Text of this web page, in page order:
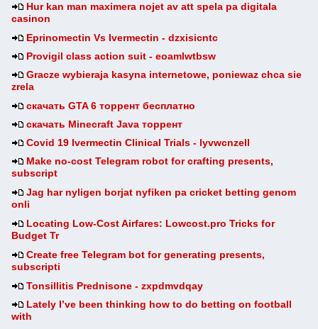
Hur kan man maximera nojet av att spela pa digitala
casinon
Eprinomectin Vs Ivermectin - dzxisicntc
Provigil class action suit - eoamlwtbsw
Gracze wybieraja kasyna internetowe, poniewaz chca sie
zrela
скачать GTA 6 торрент бесплатно
скачать Minecraft Java торрент
Covid 19 Ivermectin Clinical Trials - lyvwcnzell
Make no-cost Telegram robot for crafting presents,
subscript
Jag har nyligen borjat nyfiken pa cricket betting genom
onli
Locating Low-Cost Airfares: Lowcost.pro Tricks for
Budget Tr
Create free Telegram bot for generating presents,
subscripti
Tonsillitis Prednisone - zxpdmvdqay
Lately I’ve been thinking how to do betting on football
with